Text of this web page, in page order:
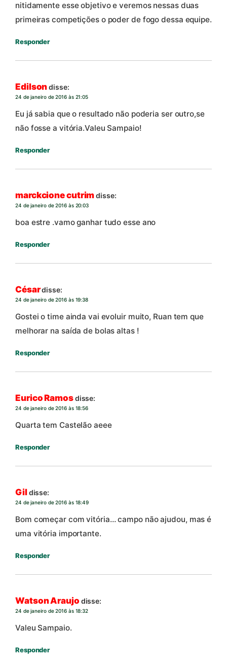
nitidamente esse objetivo e veremos nessas duas
primeiras competições o poder de fogo dessa equipe.
Responder
Edilsondisse:
24 de janeiro de 2016 às 21:05
Eu já sabia que o resultado não poderia ser outro,se
não fosse a vitória.Valeu Sampaio!
Responder
marckcione cutrimdisse:
24 de janeiro de 2016 às 20:03
boa estre .vamo ganhar tudo esse ano
Responder
Césardisse:
24 de janeiro de 2016 às 19:38
Gostei o time ainda vai evoluir muito, Ruan tem que
melhorar na saída de bolas altas !
Responder
Eurico Ramosdisse:
24 de janeiro de 2016 às 18:56
Quarta tem Castelão aeee
Responder
Gildisse:
24 de janeiro de 2016 às 18:49
Bom começar com vitória… campo não ajudou, mas é
uma vitória importante.
Responder
Watson Araujo disse:
24 de janeiro de 2016 às 18:32
Valeu Sampaio.
Responder